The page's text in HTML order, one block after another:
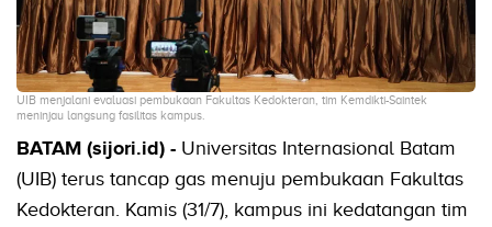
UIB menjalani evaluasi pembukaan Fakultas Kedokteran, tim Kemdikti-Saintek
meninjau langsung fasilitas kampus.
BATAM (sijori.id) - Universitas Internasional Batam
(UIB) terus tancap gas menuju pembukaan Fakultas
Kedokteran. Kamis (31/7), kampus ini kedatangan tim